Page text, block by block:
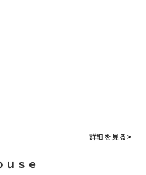
詳細を見る
ｓｅ